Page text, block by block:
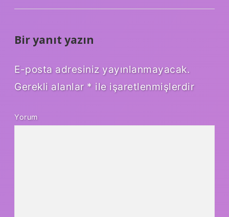
Bir yanıt yazın
E-posta adresiniz yayınlanmayacak.
Gerekli alanlar * ile işaretlenmişlerdir
Yorum